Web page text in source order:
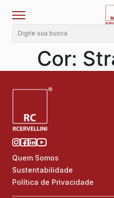
Cor:
Quem Somos
Sustentabilidade
Política de Privacidade